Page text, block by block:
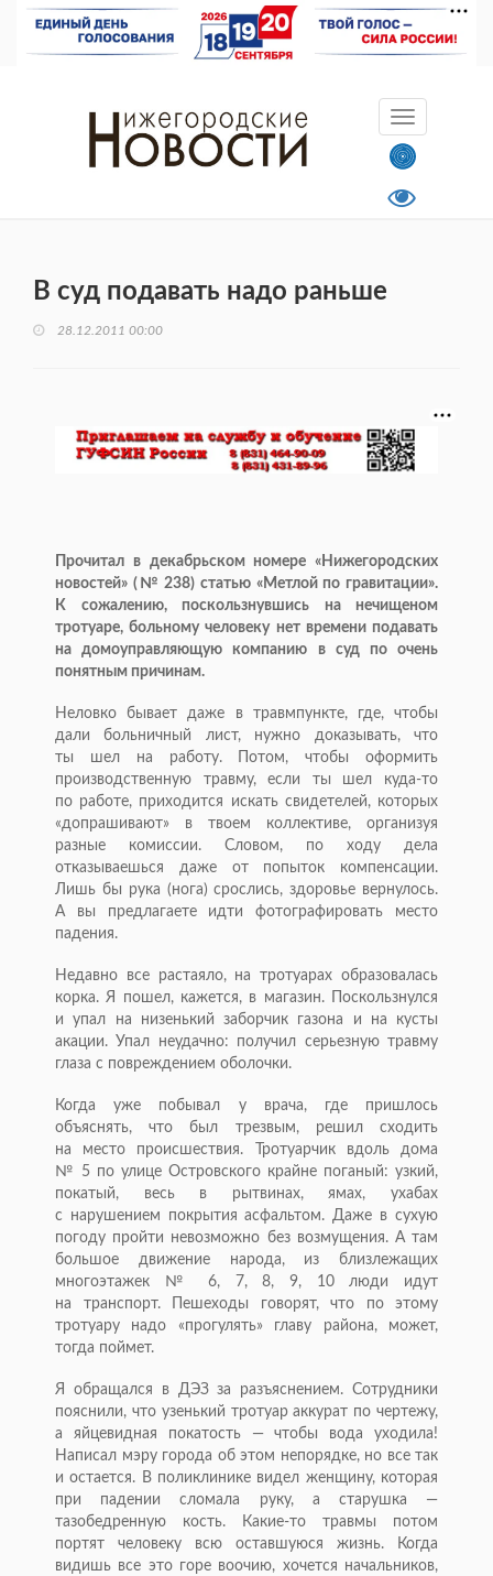
В суд подавать надо раньше
28.12.2011 00:00
Прочитал в декабрьском номере «Нижегородских
новостей» (№ 238) статью «Метлой по гравитации».
К сожалению, поскользнувшись на нечищеном
тротуаре, больному человеку нет времени подавать
на домоуправляющую компанию в суд по очень
понятным причинам.
Неловко бывает даже в травмпункте, где, чтобы
дали больничный лист, нужно доказывать, что
ты шел на работу. Потом, чтобы оформить
производственную травму, если ты шел куда-то
по работе, приходится искать свидетелей, которых
«допрашивают» в твоем коллективе, организуя
разные комиссии. Словом, по ходу дела
отказываешься даже от попыток компенсации.
Лишь бы рука (нога) срослись, здоровье вернулось.
А вы предлагаете идти фотографировать место
падения.
Недавно все растаяло, на тротуарах образовалась
корка. Я пошел, кажется, в магазин. Поскользнулся
и упал на низенький заборчик газона и на кусты
акации. Упал неудачно: получил серьезную травму
глаза с повреждением оболочки.
Когда уже побывал у врача, где пришлось
объяснять, что был трезвым, решил сходить
на место происшествия. Тротуарчик вдоль дома
№ 5 по улице Островского крайне поганый: узкий,
покатый, весь в рытвинах, ямах, ухабах
с нарушением покрытия асфальтом. Даже в сухую
погоду пройти невозможно без возмущения. А там
большое движение народа, из близлежащих
многоэтажек № 6, 7, 8, 9, 10 люди идут
на транспорт. Пешеходы говорят, что по этому
тротуару надо «прогулять» главу района, может,
тогда поймет.
Я обращался в ДЭЗ за разъяснением. Сотрудники
пояснили, что узенький тротуар аккурат по чертежу,
а яйцевидная покатость — чтобы вода уходила!
Написал мэру города об этом непорядке, но все так
и остается. В поликлинике видел женщину, которая
при падении сломала руку, а старушка —
тазобедренную кость.
Какие-то травмы потом
портят человеку всю оставшуюся жизнь. Когда
видишь все это горе воочию, хочется начальников,